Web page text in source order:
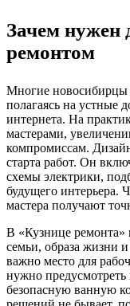
Зачем нужен
ремонтом
Многие новосибирцы
полагаясь на устные
интернета. На
мастерами,
компромиссам.
старта работ. Он
схемы электрики,
будущего интерьера.
мастера получают
В «Кузнице ремонта»
семьи, образа жизни
важно место для
нужно
безопасную ванную